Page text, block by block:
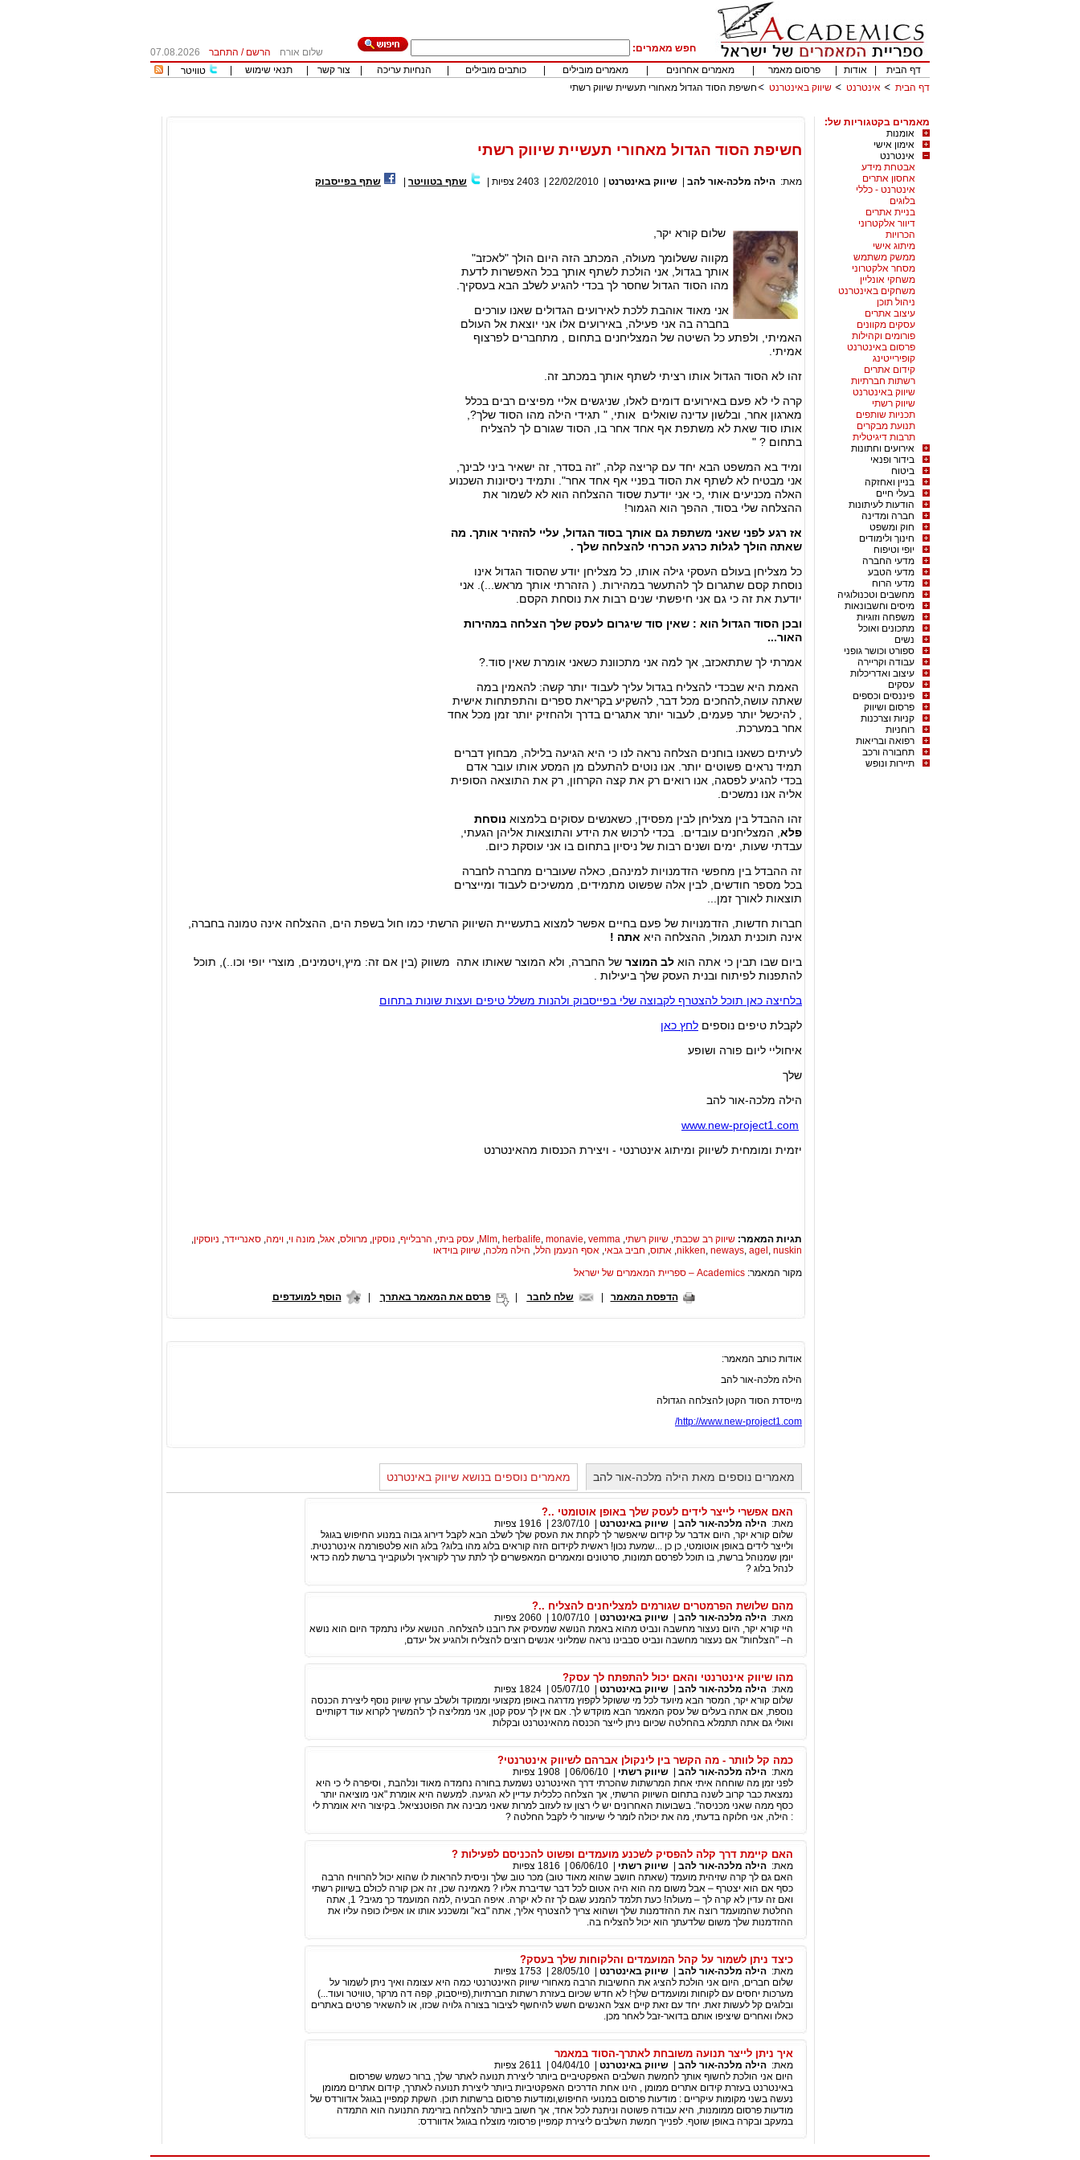
חפש מאמרים: שלום אורח הרשם / התחבר
07.08.2026
דף הבית
אודות פרסום מאמר מאמרים אחרונים מאמרים מובילים כותבים מובילים הנחיות עריכה צור קשר תנאי שימוש טוויטר
דף הבית
אינטרנט שיווק באינטרנט חשיפת הסוד הגדול מאחורי תעשיית שיווק רשתי
מאמרים בקטגוריות של:
אומנות
אימון אישי
אינטרנט
אבטחת מידע
אחסון אתרים
אינטרנט - כללי
בלוגים
בניית אתרים
דיוור אלקטרוני
הכרויות
מיתוג אישי
ממשק משתמש
מסחר אלקטרוני
משחקי אונליין
משחקים באינטרנט
ניהול תוכן
עיצוב אתרים
עסקים מקוונים
פורומים וקהילות
פרסום באינטרנט
קופירייטינג
קידום אתרים
רשתות חברתיות
שיווק באינטרנט
שיווק רשתי
תכניות שותפים
תנועת מבקרים
תרבות דיגיטלית
אירועים וחתונות
בידור ופנאי
ביטוח
בניין ואחזקה
בעלי חיים
הודעות לעיתונות
חברה ומדינה
חוק ומשפט
חינוך ולימודים
יופי וטיפוח
מדעי החברה
מדעי הטבע
מדעי הרוח
מחשבים וטכנולוגיה
מיסים וחשבונאות
משפחה וזוגיות
מתכונים ואוכל
נשים
ספורט וכושר גופני
עבודה וקריירה
עיצוב ואדריכלות
עסקים
פיננסים וכספים
פרסום ושיווק
קניות וצרכנות
רוחניות
רפואה ובריאות
תחבורה ורכב
תיירות ונופש
חשיפת הסוד הגדול מאחורי תעשיית שיווק רשתי
מאת: הילה מלכה-אור להב שיווק באינטרנט 22/02/2010
2403 צפיות שתף בטוויטר שתף בפייסבוק
שלום קורא יקר,
מקווה ששלומך מעולה, המכתב הזה היום הולך "לאכזב"
אותך בגדול, אני הולכת לשתף אותך בכל האפשרות לדעת
מהו הסוד הגדול שחסר לך בכדי להגיע לשלב הבא בעסקיך.
אני מאוד אוהבת ללכת לאירועים הגדולים שאנו עורכים
בחברה בה אני פעילה, באירועים אלו אני יוצאת אל העולם
האמיתי, ולפתע כל השיטה של המצליחנים בתחום , מתחברים לפרצוף
אמיתי.
זהו לא הסוד הגדול אותו רציתי לשתף אותך במכתב זה.
קרה לי לא פעם באירועים דומים לאלו, שניגשים אליי מפיצים רבים בכלל
מארגון אחר, ובלשון עדינה שואלים אותי, " תגידי הילה מהו הסוד שלך?,
אותו סוד שאת לא משתפת אף אחד אחר בו, הסוד שגורם לך להצליח
בתחום ? "
ומיד בא המשפט הבא יחד עם קריצה קלה, "זה בסדר, זה ישאיר ביני לבינך,
אני מבטיח לא לשתף את הסוד בפניי אף אחד אחר". ותמיד ניסיונות השכנוע
האלה מכניעים אותי ,כי אני יודעת שסוד ההצלחה הוא לא לשמור את
ההצלחה שלי בסוד, ההפך הוא הגמור!
אז רגע לפני שאני משתפת גם אותך בסוד הגדול, עליי להזהיר אותך. מה
שאתה הולך לגלות כרגע הכרחי להצלחה שלך .
כל מצליחן בעולם העסקי גילה אותו, כל מצליחן יודע שהסוד הגדול אינו
נוסחת קסם שתגרום לך להתעשר במהירות. ( הזהרתי אותך מראש...). אני
יודעת את זה כי גם אני חיפשתי שנים רבות את נוסחת הקסם.
ובכן הסוד הגדול הוא : שאין סוד שיגרום לעסק שלך הצלחה במהירות
האור...
אמרתי לך שתתאכזב, אך למה אני מתכוונת כשאני אומרת שאין סוד.?
האמת היא שבכדי להצליח בגדול עליך לעבוד יותר קשה: להאמין במה
שאתה עושה,להחכים מכל דבר, להשקיע בקריאת ספרים והתפתחות אישית
, להיכשל יותר פעמים, לעבור יותר אתגרים בדרך ולהחזיק יותר זמן מכל אחד
אחר במערכת.
לעיתים כשאנו בוחנים הצלחה נראה לנו כי היא הגיעה בלילה, מבחוץ דברים
תמיד נראים פשוטים יותר. אנו נוטים להתעלם מן המסע אותו עובר אדם
בכדי להגיע לפסגה, אנו רואים רק את קצה הקרחון, רק את התוצאה הסופית
אליה אנו נמשכים.
זהו ההבדל בין מצליחן לבין מפסידן, כשאנשים עסוקים בלמצוא נוסחת
פלא , המצליחנים עובדים. בכדי לרכוש את הידע והתוצאות אליהן הגעתי,
עבדתי שעות, ימים ושנים רבות של ניסיון בתחום בו אני עוסקת כיום.
זה ההבדל בין מחפשי הזדמנויות למינהם, כאלה שעוברים מחברה לחברה
בכל מספר חודשים, לבין אלה שפשוט מתמידים, ממשיכים לעבוד ומייצרים
תוצאות לאורך זמן...
חברות חדשות, הזדמנויות של פעם בחיים אפשר למצוא בתעשיית השיווק הרשתי כמו חול בשפת הים, ההצלחה אינה טמונה בחברה,
אינה תוכנית תגמול, ההצלחה היא אתה !
ביום שבו תבין כי אתה הוא לב המוצר של החברה, ולא המוצר שאותו אתה משווק (בין אם זה: מיץ,ויטמינים, מוצרי יופי וכו..), תוכל
להתפנות לפיתוח ובנית העסק שלך ביעילות .
בלחיצה כאן תוכל להצטרף לקבוצה שלי בפייסבוק ולהנות משלל טיפים ועצות שונות בתחום
לקבלת טיפים נוספים לחץ כאן
איחוליי ליום פורה ושופע
שלך
הילה מלכה-אור להב
www.new-project1.com
יזמית ומומחית לשיווק ומיתוג אינטרנטי - ויצירת הכנסות מהאינטרנט
תגיות המאמר: שיווק רב שכבתי, שיווק רשתי,
Mlm, herbalife, monavie, vemma
, עסק ביתי, הרבלייף, נוסקין, מרוולס, אגל, מונה וי, וימה, סאנריידר, ניוסקין,
nikken, neways, agel , nuskin
, אתוס, חביב גבאי, אסף הנעמן הלל, הילה מלכה, שיווק בוידאו
מקור המאמר: Academics – ספריית המאמרים של ישראל
הדפסת המאמר שלח לחבר פרסם את המאמר באתרך | הוסף למועדפים
אודות כותב המאמר:
הילה מלכה-אור להב
מייסדת הסוד הקטן להצלחה הגדולה
http://www.new-project1.com/
מאמרים נוספים מאת הילה מלכה-אור להב מאמרים נוספים בנושא שיווק באינטרנט
האם אפשרי לייצר לידים לעסק שלך באופן אוטומטי ..?
מאת: הילה מלכה-אור להב שיווק באינטרנט 23/07/10
1916 צפיות
שלום קורא יקר, היום אדבר על קידום שיאפשר לך לקחת את העסק שלך לשלב הבא לקבל דירוג גבוה במנוע החיפוש בגוגל
ולייצר לידים באופן אוטומטי, כן כן ...שמעת נכון! ראשית לקידום הזה קוראים בלוג מהו בלוג? בלוג הוא פלטפורמה אינטרנטית.
יומן שמנוהל ברשת, בו תוכל לפרסם תמונות, סרטונים ומאמרים המאפשרים לך לתת ערך לקוראיך ולעוקבייך ברשת למה כדאי
לנהל בלוג ?
מהם שלושת הפרמטרים שגורמים למצליחנים להצליח ..?
מאת: הילה מלכה-אור להב שיווק באינטרנט 10/07/10
2060 צפיות
היי קורא יקר, היום נעצור מחשבה ונביט מהוא באמת הנושא שמעסיק את רובנו להצלחה. הנושא עליו נתמקד היום הוא נושא
ה– "הצלחות" אם נעצור מחשבה ונביט סבבינו נראה שמליוני אנשים רוצים להצליח ולהגיע אל יעדם,
מהו שיווק אינטרנטי והאם יכול להתפתח לך עסק?
מאת: הילה מלכה-אור להב שיווק באינטרנט 05/07/10
1824 צפיות
שלום קורא יקר, המסר הבא מיועד לכל מי ששוקל לקפוץ מדרגה באופן מקצועי וממוקד ולשלב ערוץ שיווק נוסף ליצירת הכנסה
נוספת, אם אתה בעלים של עסק המאמר הבא מוקדש לך. אם אין לך עסק קטן, אני ממליצה לך להמשיך לקרוא עוד דקותיים
ואולי גם אתה תתמלא בהחלטה שכיום ניתן לייצר הכנסה מהאינטרנט ובקלות
כמה קל לוותר - מה הקשר בין לינקולן אברהם לשיווק אינטרנטי?
מאת: הילה מלכה-אור להב שיווק רשתי 06/06/10
1908 צפיות
לפני זמן מה שוחחה איתי אחת המרשתות שהכרתי דרך האינטרנט נשמעת בחורה נחמדה מאוד ונלהבת , וסיפרה לי כי היא
נמצאת כבר קרוב לשנה בתחום השיווק הרשתי, אך הצלחה כלכלית עדיין לא הגיעה. למעשה היא אומרת "אני מוציאה יותר
כסף ממה שאני מכניסה". בשבועות האחרונים יש לי רצון עז לעזוב למרות שאני מבינה את הפוטנציאל. בקיצור היא אומרת לי
: הילה, אני חלוקה בדעתי, מה את יכולה לומר לי שיעזור לי לקבל החלטה ?
האם קיימת דרך קלה להפסיק לשכנע מועמדים ופשוט להכניסם לפעילות ?
מאת: הילה מלכה-אור להב שיווק רשתי 06/06/10
1816 צפיות
האם גם לך קרה שזיהית מועמד (שאתה חושב שהוא מאוד טוב) מכר טוב שלך וניסית להראות לו שהוא יכול להרוויח הרבה
כסף אם הוא יצטרף – אבל משום מה הוא היה אטום לכל דבר שדיברת אליו ? מאמינה שכן, זה אכן קורה לכולם בשיווק רשתי
ואם זה עדין לא קרה לך – מעולה! כעת תלמד להמנע שגם לך זה לא יקרה. איפה הבעיה ,למה המועמד כך מגיב? 1, אתה
החלטת שהמועמד רוצה את ההזדמנות שלך ושהוא צריך להצטרף אליך, אתה "בא" ומשכנע אותו או אפילו כופה עליו את
ההזדמנות שלך משום שלדעתך הוא יכול להצליח בה.
כיצד ניתן לשמור על קהל המועמדים והלקוחות שלך בעסק?
מאת: הילה מלכה-אור להב שיווק באינטרנט 28/05/10
1753 צפיות
שלום חברים, היום אני הולכת להציג את החשיבות הרבה מאחורי שיווק האינטרנטי כמה היא עצומה ואיך ניתן לשמור על
מערכות יחסים עם לקוחות ומועמדים שלך! לא חדש שכיום בעזרת רשתות חברתיות,(פייסבוק, קפה דה מרקר ,טוויטר ועוד...)
ובלוגים קל לעשות זאת. יחד עם זאת קיים אצל האנשים חשש להיחשף לציבור בצורה גלויה שכזו, או להשאיר פרטים באתרים
כאלו ואחרים שיציפו אותם בדואר-זבל לאחר מכן.
איך ניתן לייצר תנועה משובחת לאתרך-הסוד במאמר
מאת: הילה מלכה-אור להב שיווק באינטרנט 04/04/10
2611 צפיות
היום אני הולכת לחשוף אותך לחמשת השלבים האפקטיביים ביותר ליצירת תנועה לאתר שלך, ברור כשמש שפרסום
באינטרנט בעזרת קידום אתרים ממומן , הינו אחת הדרכים האפקטיביות ביותר ליצירת תנועה לאתרך, קידום אתרים ממומן
נעשה בשני מקומות עיקריים : מודעות פרסום במנועי החיפוש,ומודעות פרסום ברשתות תוכן. השקת קמפיין בגוגל אדוורדס של
מודעות פרסום ממומנות, היא עבודה פשוטה וניתנת לכל אחד, אך חשוב ביותר להצלחה בזרימת התנועה הוא התמדה
במעקב ובקרה באופן שוטף. לפנייך חמשת השלבים ליצירת קמפיין פרסומי מוצלח בגוגל אדוורדס: